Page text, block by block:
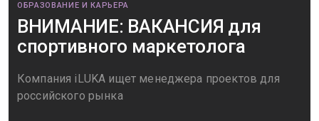
ОБРАЗОВАНИЕ И КАРЬЕРА
ВНИМАНИЕ: ВАКАНСИЯ для
спортивного маркетолога
Компания iLUKA ищет менеджера проектов для
российского рынка